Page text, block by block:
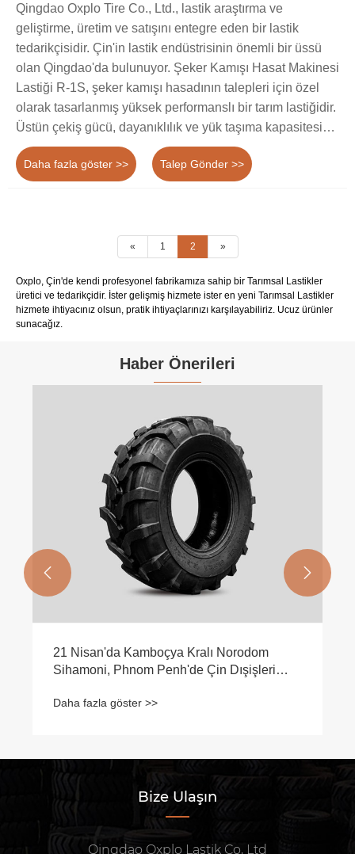
Qingdao Oxplo Tire Co., Ltd., lastik araştırma ve
geliştirme, üretim ve satışını entegre eden bir lastik
tedarikçisidir. Çin'in lastik endüstrisinin önemli bir üssü
olan Qingdao'da bulunuyor. Şeker Kamışı Hasat Makinesi
Lastiği R-1S, şeker kamışı hasadının talepleri için özel
olarak tasarlanmış yüksek performanslı bir tarım lastiğidir.
Üstün çekiş gücü, dayanıklılık ve yük taşıma kapasitesi
kombinasyonu, onu etkili ve üretken hasat
operasyonlarının sağlanmasında önemli bir bileşen
Daha fazla göster >> Talep Gönder >>
« 1 2 »
Oxplo, Çin'de kendi profesyonel fabrikamıza sahip bir Tarımsal Lastikler
üretici ve tedarikçidir. İster gelişmiş hizmete ister en yeni Tarımsal Lastikler
hizmete ihtiyacınız olsun, pratik ihtiyaçlarınızı karşılayabiliriz. Ucuz ürünler
sunacağız.
Haber Önerileri
21 Nisan'da Kamboçya Kralı Norodom
Sihamoni, Phnom Penh'de Çin Dışişleri
Daha fazla göster >>
 
Bize Ulaşın
Qingdao Oxplo Lastik Co, Ltd